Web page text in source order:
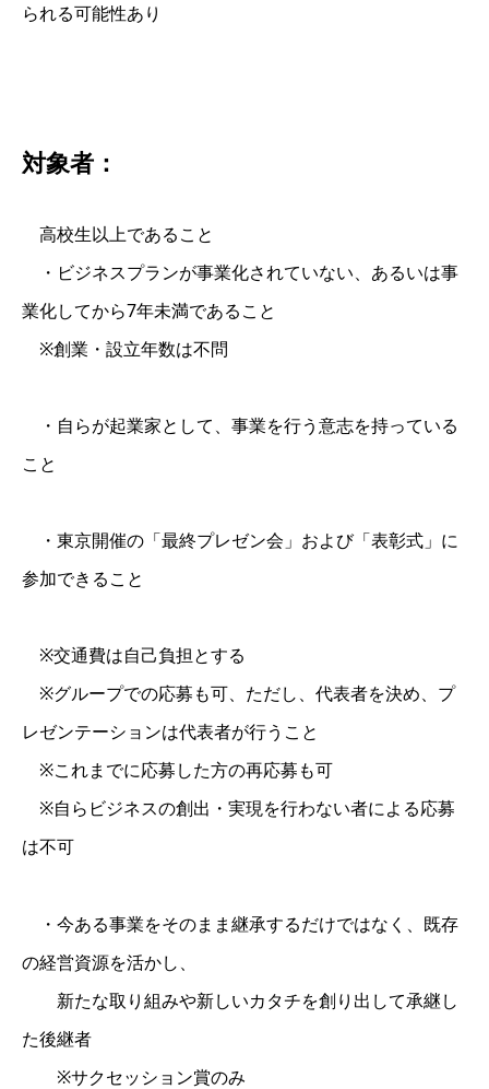
られる可能性あり
対象者：
高校生以上であること
・ビジネスプランが事業化されていない、あるいは事
業化してから7年未満であること
※創業・設立年数は不問
・自らが起業家として、事業を行う意志を持っている
こと
・東京開催の「最終プレゼン会」および「表彰式」に
参加できること
※交通費は自己負担とする
※グループでの応募も可、ただし、代表者を決め、プ
レゼンテーションは代表者が行うこと
※これまでに応募した方の再応募も可
※自らビジネスの創出・実現を行わない者による応募
は不可
・今ある事業をそのまま継承するだけではなく、既存
の経営資源を活かし、
新たな取り組みや新しいカタチを創り出して承継し
た後継者
※サクセッション賞のみ